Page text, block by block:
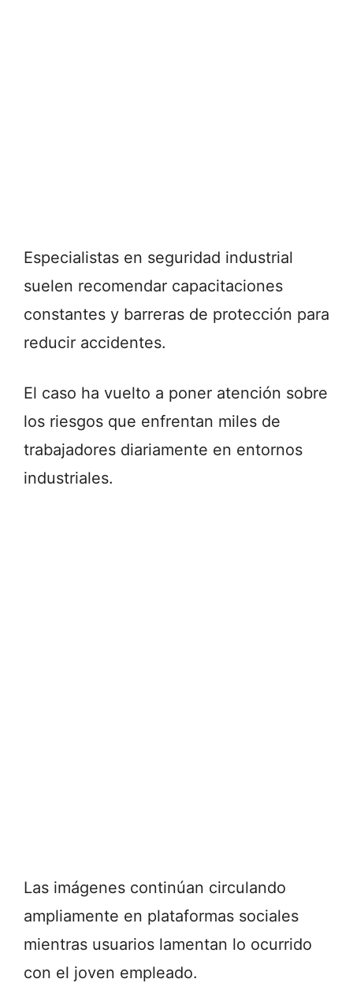
Especialistas en seguridad industrial
suelen recomendar capacitaciones
constantes y barreras de protección para
reducir accidentes.
El caso ha vuelto a poner atención sobre
los riesgos que enfrentan miles de
trabajadores diariamente en entornos
industriales.
Las imágenes continúan circulando
ampliamente en plataformas sociales
mientras usuarios lamentan lo ocurrido
con el joven empleado.